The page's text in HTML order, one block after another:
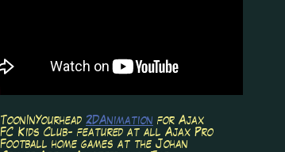
ToonInYourhead 2DAnimation for Ajax
FC Kids Club- featured at all Ajax Pro
Football home games at the Johan